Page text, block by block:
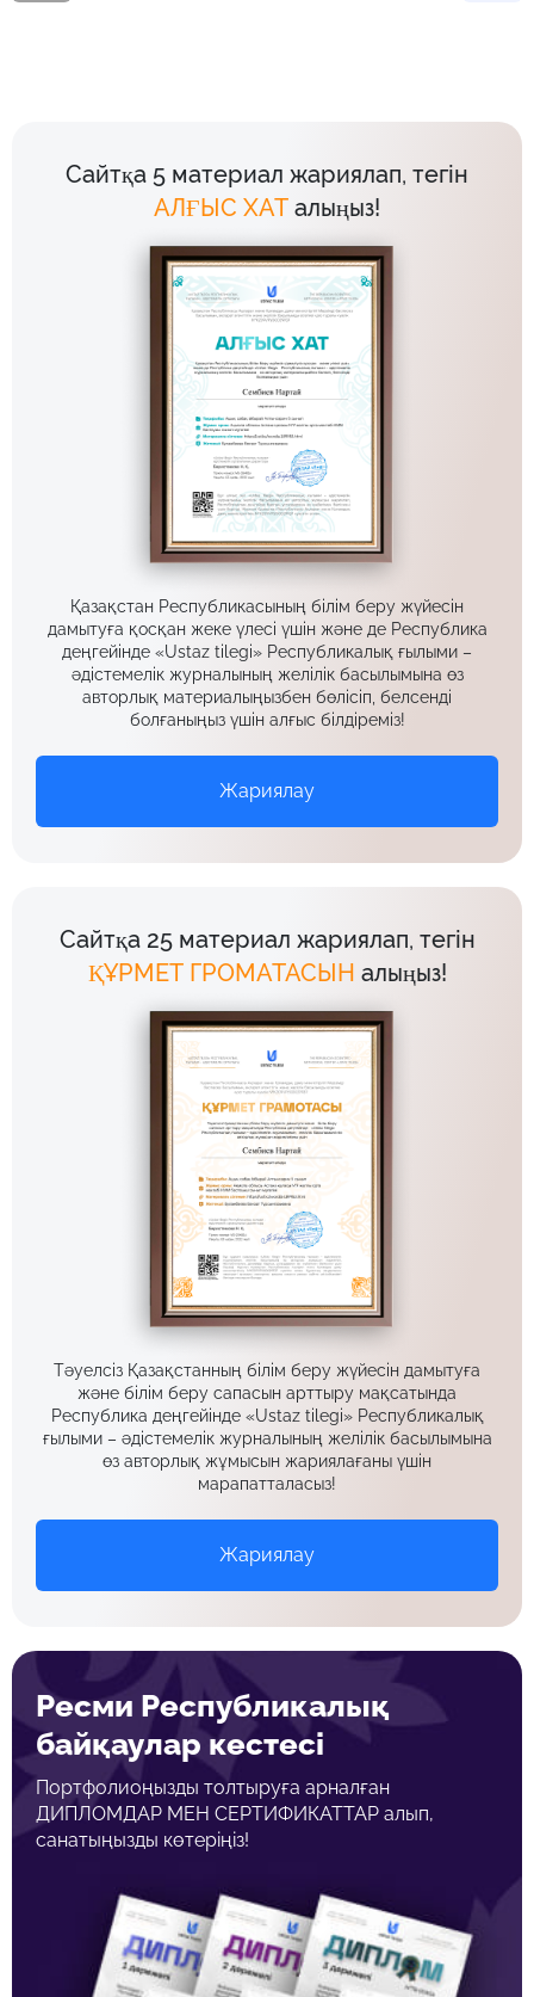
Сайтқа 5 материал жариялап, тегін
АЛҒЫС ХАТ алыңыз!
Қазақстан Республикасының білім беру жүйесін
дамытуға қосқан жеке үлесі үшін және де Республика
деңгейінде «Ustaz tilegi» Республикалық ғылыми –
әдістемелік журналының желілік басылымына өз
авторлық материалыңызбен бөлісіп, белсенді
болғаныңыз үшін алғыс білдіреміз!
Жариялау
Сайтқа 25 материал жариялап, тегін
ҚҰРМЕТ ГРОМАТАСЫН алыңыз!
Тәуелсіз Қазақстанның білім беру жүйесін дамытуға
және білім беру сапасын арттыру мақсатында
Республика деңгейінде «Ustaz tilegi» Республикалық
ғылыми – әдістемелік журналының желілік басылымына
өз авторлық жұмысын жариялағаны үшін
марапатталасыз!
Жариялау
Ресми Республикалық
байқаулар кестесі
Портфолиоңызды толтыруға арналған
ДИПЛОМДАР МЕН СЕРТИФИКАТТАР алып,
санатыңызды көтеріңіз!